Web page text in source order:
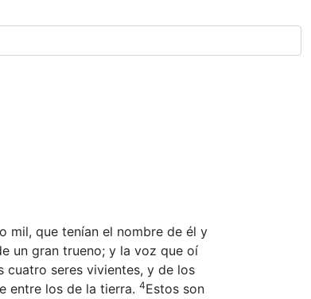
mil, que tenían el nombre de él y
un gran trueno; y la voz que oí
cuatro seres vivientes, y de los
entre los de la tierra. 4Estos son